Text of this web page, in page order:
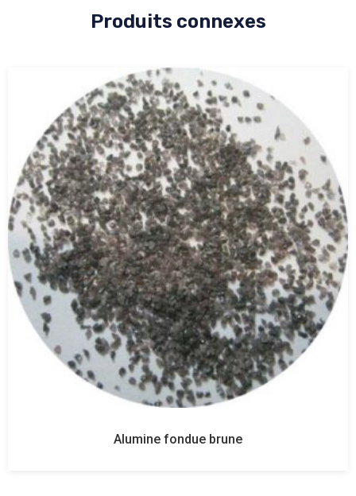
Produits connexes
Alumine fondue brune